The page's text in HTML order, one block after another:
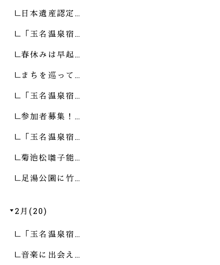
日本遺産認定…
「玉名温泉宿…
春休みは早起…
まちを巡って…
「玉名温泉宿…
参加者募集！…
「玉名温泉宿…
菊池松囃子能…
足湯公園に竹…
2月(20)
「玉名温泉宿…
音楽に出会え…